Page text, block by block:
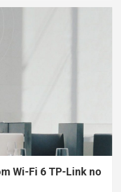
Wi-Fi 6 TP-Link no